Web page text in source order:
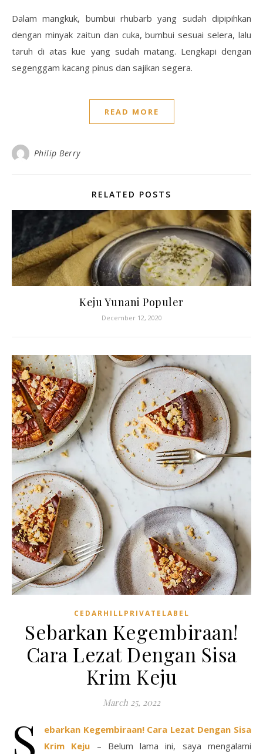
Dalam mangkuk, bumbui rhubarb yang sudah dipipihkan
dengan minyak zaitun dan cuka, bumbui sesuai selera, lalu
taruh di atas kue yang sudah matang. Lengkapi dengan
segenggam kacang pinus dan sajikan segera.
READ MORE
Philip Berry
RELATED POSTS
Keju Yunani Populer
December 12, 2020
CEDARHILLPRIVATELABEL
Sebarkan Kegembiraan!
Cara Lezat Dengan Sisa
Krim Keju
March 25, 2022
S
ebarkan Kegembiraan! Cara Lezat Dengan Sisa
Krim Keju – Belum lama ini, saya mengalami